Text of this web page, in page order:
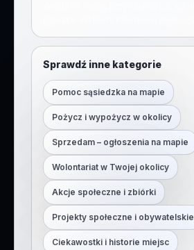
Sprawdź inne kategorie
Pomoc sąsiedzka na mapie
Pożycz i wypożycz w okolicy
Sprzedam – ogłoszenia na mapie
Wolontariat w Twojej okolicy
Akcje społeczne i zbiórki
Projekty społeczne i obywatelskie
Ciekawostki i historie miejsc